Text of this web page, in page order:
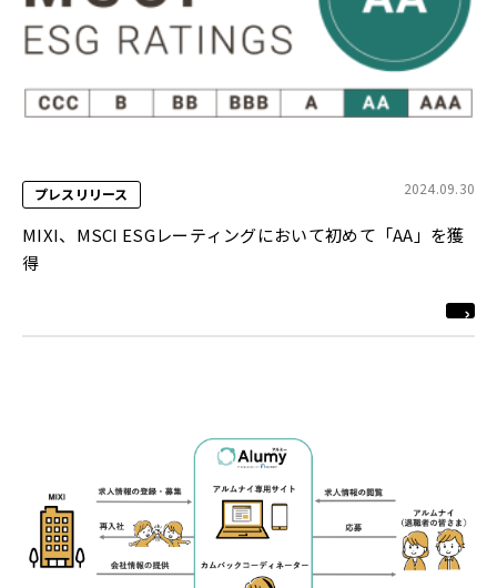
プレスリリース 2024.09.30
MIXI、MSCI ESGレーティングにおいて初めて「AA」を獲
得